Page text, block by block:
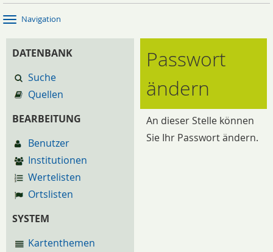
Navigation
DATENBANK
Suche
Quellen
BEARBEITUNG
Benutzer
Institutionen
Wertelisten
Ortslisten
SYSTEM
Kartenthemen
Passwort
ändern
An dieser Stelle können
Sie Ihr Passwort ändern.